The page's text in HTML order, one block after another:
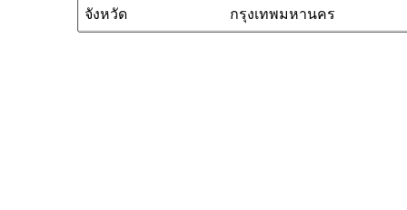
จังหวัด
กรุงเทพมหานคร